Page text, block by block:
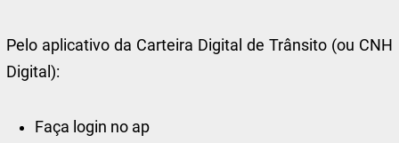
Pelo aplicativo da Carteira Digital de Trânsito (ou CNH
Digital):
Faça login no ap